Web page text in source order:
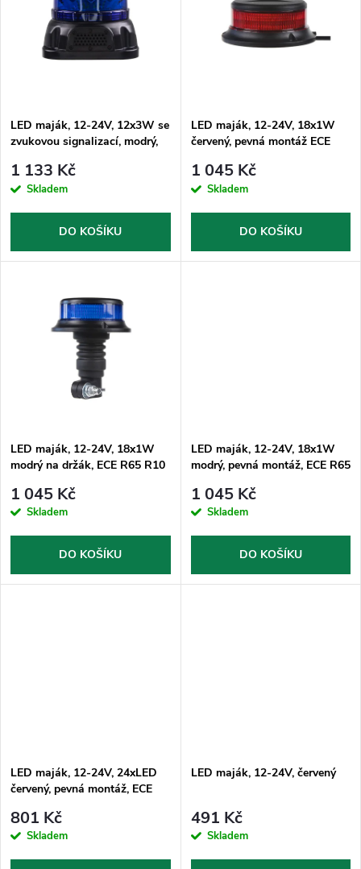
p
r
o
d
Abecedně
s
p
r
ů
LED maják, 12-24V, 12x3W se
zvukovou signalizací, modrý,
1 133 Kč
Skladem
DO KOŠÍKU
LED maják, 12-24V, 18x1W
červený, pevná montáž ECE
1 045 Kč
Skladem
DO KOŠÍKU
LED maják, 12-24V, 18x1W
modrý na držák, ECE R65 R10
1 045 Kč
Skladem
DO KOŠÍKU
LED maják, 12-24V, 18x1W
modrý, pevná montáž, ECE R65
1 045 Kč
Skladem
DO KOŠÍKU
LED maják, 12-24V, 24xLED
červený, pevná montáž, ECE
801 Kč
Skladem
LED maják, 12-24V, červený
491 Kč
Skladem